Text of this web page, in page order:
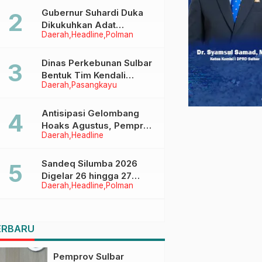
Menggapai Cita-Cita
Daerah Headline Polman
Gubernur Suhardi Duka
Dikukuhkan Adat
Balanipa, Raih Gelar Sulo
Daerah Pasangkayu
Dinas Perkebunan Sulbar
Bentuk Tim Kendali
Internal ICS untuk Dukung
di Pasangkayu
Daerah Headline
Antisipasi Gelombang
Hoaks Agustus, Pemprov
Sulbar Ajak Warga Jaga
Daerah Headline Polman
Sandeq Silumba 2026
Digelar 26 hingga 27
September, Rangkaian
Pemprov Sulbar